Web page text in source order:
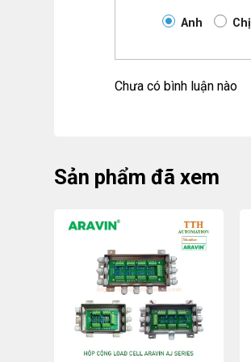
Anh Chị
Chưa có bình luận nào
Sản phẩm đã xem